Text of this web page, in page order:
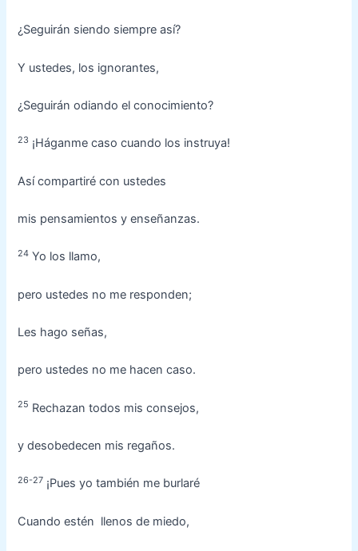
¿Seguirán siendo siempre así?
Y ustedes, los ignorantes,
¿Seguirán odiando el conocimiento?
23 ¡Háganme caso cuando los instruya!
Así compartiré con ustedes
mis pensamientos y enseñanzas.
24 Yo los llamo,
pero ustedes no me responden;
Les hago señas,
pero ustedes no me hacen caso.
25 Rechazan todos mis consejos,
y desobedecen mis regaños.
26-27 ¡Pues yo también me burlaré
Cuando estén llenos de miedo,